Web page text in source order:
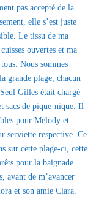
pas accepté de la
elle s’est juste
Le tissu de ma
ouvertes et ma
Nous sommes
grande plage, chacun
Gilles était chargé
sacs de pique-nique. Il
pour Melody et
serviette respective. Ce
sur cette plage-ci, cette
pour la baignade.
avant de m’avancer
et son amie Clara.